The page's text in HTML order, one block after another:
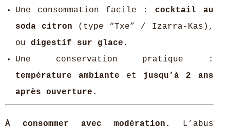
Une consommation facile :cocktail au
soda citron (type “Txe” / Izarra-Kas),
ou digestif sur glace .
Une conservation pratique :
température ambiante et jusqu’à 2 ans
après ouverture .
À consommer avec modération.
L’abus